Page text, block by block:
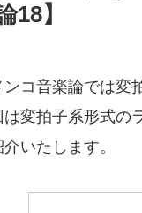
18】
コ音楽論では変
変拍子系形式の
いたします。